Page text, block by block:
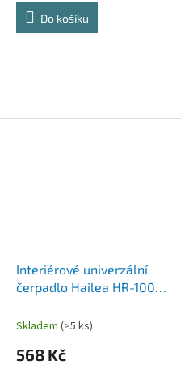
Do košíku
Interiérové univerzální
čerpadlo Hailea HR-1000,
W, výtlak 1,4 m, váha 0,69
Skladem (>5 ks)
568 Kč